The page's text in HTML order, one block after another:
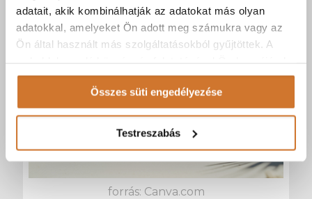
adatait, akik kombinálhatják az adatokat más olyan
adatokkal, amelyeket Ön adott meg számukra vagy az
Ön által használt más szolgáltatásokból gyűjtöttek. A
sütik használatához.
Összes süti engedélyezése
Testreszabás
forrás: Canva.com